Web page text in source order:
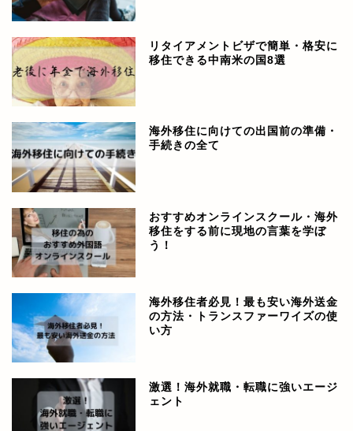
リタイアメントビザで簡単・格安に
移住できる中南米の国8選
海外移住に向けての出国前の準備・
手続きの全て
おすすめオンラインスクール・海外
移住をする前に現地の言葉を学ぼ
う！
海外移住者必見！最も安い海外送金
の方法・トランスファーワイズの使
い方
激選！海外就職・転職に強いエージ
ェント